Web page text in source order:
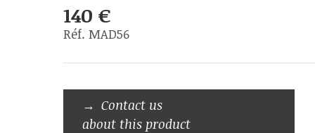
140 €
Réf. MAD56
Contact us
about this product